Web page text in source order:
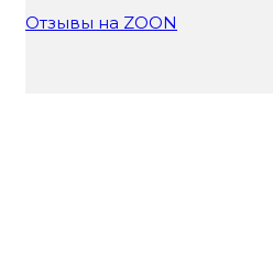
Отзывы на ZOON